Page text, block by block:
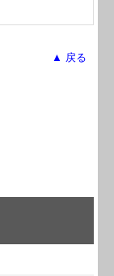
▲ 戻る